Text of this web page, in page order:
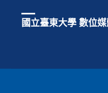
國立臺東大學 數位